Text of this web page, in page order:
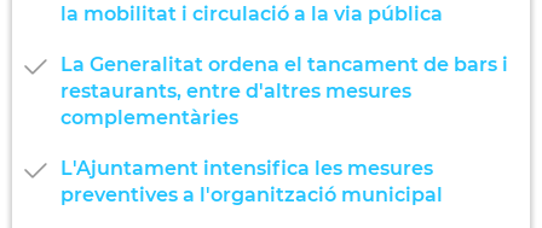
la mobilitat i circulació a la via pública
La Generalitat ordena el tancament de bars i
restaurants, entre d'altres mesures
complementàries
L'Ajuntament intensifica les mesures
preventives a l'organització municipal